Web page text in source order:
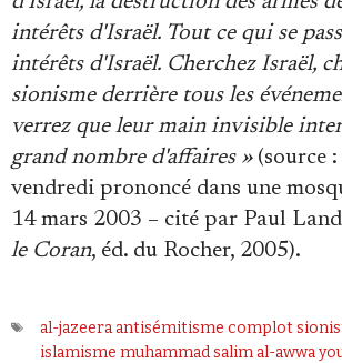
intérêts d'Israël. Tout ce qui se
intérêts d'Israël. Cherchez Israël,
sionisme derrière tous les
verrez que leur main invisible
grand nombre d'affaires »(source :
vendredi prononcé dans une
14 mars 2003 – cité par Paul
le Coran, éd. du Rocher, 2005).
al-jazeera antisémitisme complot
islamisme muhammad salim al-awwa